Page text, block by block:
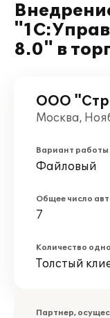
8.0" в
ООО
Москва,
Вариант работы
Файловый
Общее число
7
Количество
Толстый
Партнер,